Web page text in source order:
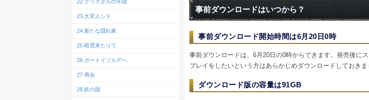
事前ダウンロードはいつから？
事前ダウンロード開始時間は6月20日0時
事前ダウンロードは、6月20日の0時からできます。発売後に
プレイをしたいという方はあらかじめダウンロードしておきま
ダウンロード版の容量は91GB
22.クリスタルの牢獄
23.大罪人シド
24.新たな隠れ家
25.暗雲来たりて
26.ポートイゾルデへ
27.再会
28.鉄の国